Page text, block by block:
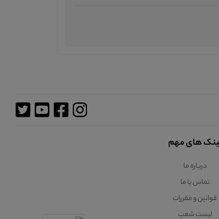
های مهم
درباره ما
تماس با ما
قوانین و مقررات
لیست شعب